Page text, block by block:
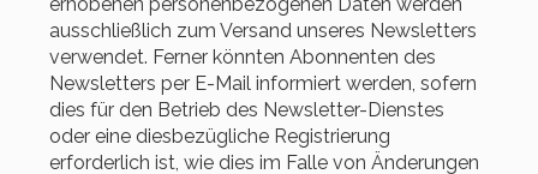
ausschließlich zum Versand unseres Newsletters
verwendet. Ferner könnten Abonnenten des
Newsletters per E-Mail informiert werden, sofern
dies für den Betrieb des Newsletter-Dienstes
oder eine diesbezügliche Registrierung
erforderlich ist, wie dies im Falle von Änderungen